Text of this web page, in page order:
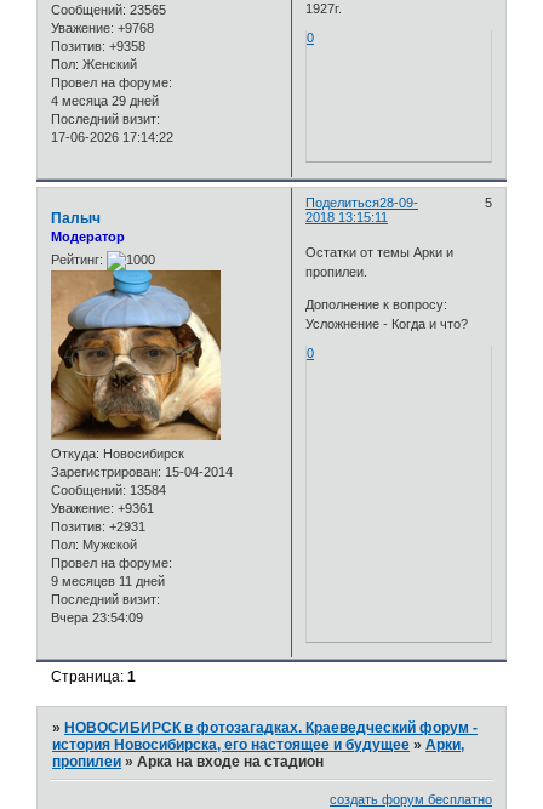
Сообщений: 23565
Уважение: +9768
Позитив: +9358
Пол: Женский
Провел на форуме:
4 месяца 29 дней
Последний визит:
17-06-2026 17:14:22
1927г.
0
Поделиться 5
28-09-
2018 13:15:11
Палыч
Модератор
Рейтинг:
Откуда: Новосибирск
Зарегистрирован: 15-04-2014
Сообщений: 13584
Уважение: +9361
Позитив: +2931
Пол: Мужской
Провел на форуме:
9 месяцев 11 дней
Последний визит:
Вчера 23:54:09
Остатки от темы Арки и
пропилеи.
Дополнение к вопросу:
Усложнение - Когда и что?
0
Страница:1
»НОВОСИБИРСК в фотозагадках. Краеведческий форум -
история Новосибирска, его настоящее и будущее »Арки,
пропилеи »Арка на входе на стадион
создать форум бесплатно